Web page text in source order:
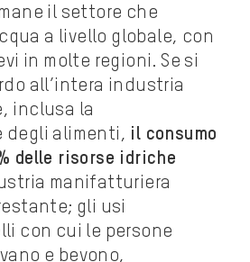
il settore che
a livello globale, con
in molte regioni. Se si
all’intera industria
inclusa la
degli alimenti, il consumo
delle risorse idriche
manifatturiera
gli usi
con cui le persone
e bevono,